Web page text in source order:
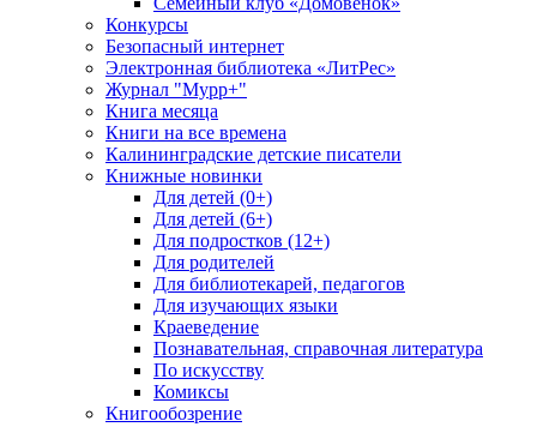
Конкурсы
Безопасный интернет
Электронная библиотека «ЛитРес»
Журнал "Мурр+"
Книга месяца
Книги на все времена
Калининградские детские писатели
Книжные новинки
Для детей (0+)
Для детей (6+)
Для подростков (12+)
Для родителей
Для библиотекарей, педагогов
Для изучающих языки
Краеведение
Познавательная, справочная литература
По искусству
Комиксы
Книгообозрение